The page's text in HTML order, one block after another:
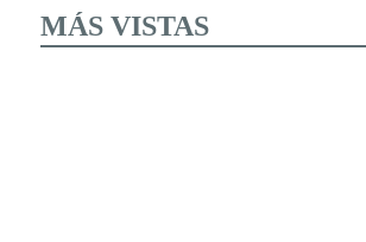
MÁS VISTAS